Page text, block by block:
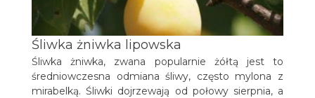
Cieszyński”, 1955 r.).
Śliwka żniwka lipowska
Śliwka żniwka, zwana popularnie żółtą jest to
średniowczesna odmiana śliwy, często mylona z
mirabelką. Śliwki dojrzewają od połowy sierpnia, a